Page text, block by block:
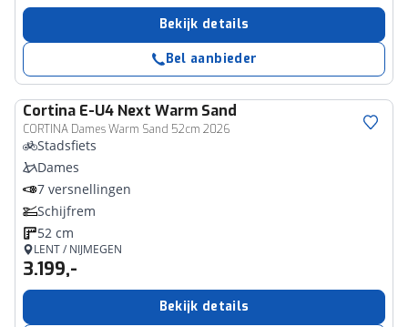
Bekijk details
Bel aanbieder
Cortina E-U4 Next Warm Sand
CORTINA Dames Warm Sand 52cm 2026
Stadsfiets
Dames
7 versnellingen
Schijfrem
52 cm
LENT / NIJMEGEN
3.199,-
Bekijk details